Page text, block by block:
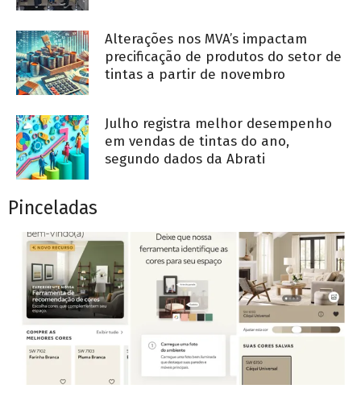
Alterações nos MVA’s impactam
precificação de produtos do setor de
tintas a partir de novembro
Julho registra melhor desempenho
em vendas de tintas do ano,
segundo dados da Abrati
Pinceladas